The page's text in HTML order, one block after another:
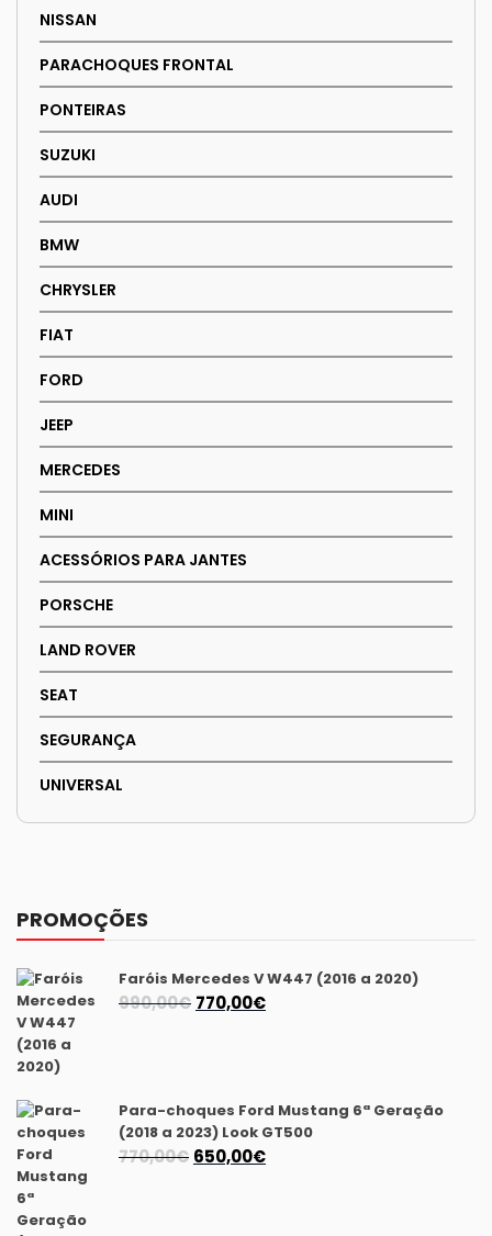
NISSAN
PARACHOQUES FRONTAL
PONTEIRAS
SUZUKI
AUDI
BMW
CHRYSLER
FIAT
FORD
JEEP
MERCEDES
MINI
ACESSÓRIOS PARA JANTES
PORSCHE
LAND ROVER
SEAT
SEGURANÇA
UNIVERSAL
PROMOÇÕES
Faróis Mercedes V W447 (2016 a 2020)
990,00€ O
990,00€.
770,00€O
770,00€.
Para-choques Ford Mustang 6ª Geração
(2018 a 2023) Look GT500
770,00€ O
650,00€O